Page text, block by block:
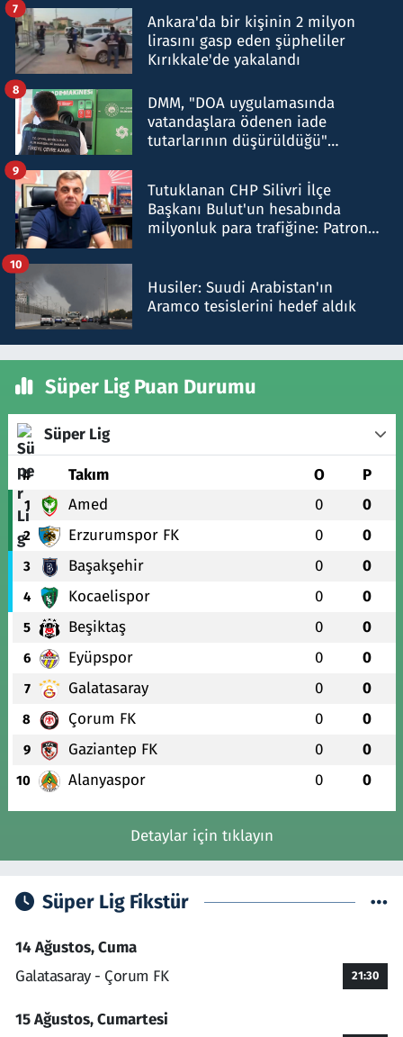
Ankara'da bir kişinin 2 milyon
lirasını gasp eden şüpheliler
Kırıkkale'de yakalandı
7
DMM, "DOA uygulamasında
vatandaşlara ödenen iade
tutarlarının düşürüldüğü"
8
Tutuklanan CHP Silivri İlçe
Başkanı Bulut'un hesabında
milyonluk para trafiğine: Patron
9
Husiler: Suudi Arabistan'ın
Aramco tesislerini hedef aldık
10
Süper Lig Puan Durumu
Süper Lig
# Takım O P
1 Amed 0 0
2 Erzurumspor FK 0 0
3 Başakşehir 0 0
4 Kocaelispor 0 0
5 Beşiktaş 0 0
6 Eyüpspor 0 0
7 Galatasaray 0 0
8 Çorum FK 0 0
9 Gaziantep FK 0 0
10 Alanyaspor 0 0
Detaylar için tıklayın
Süper Lig Fikstür
14 Ağustos, Cuma
Galatasaray - Çorum FK
21:30
15 Ağustos, Cumartesi